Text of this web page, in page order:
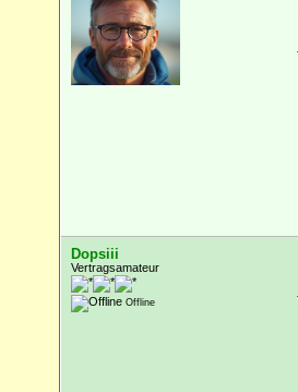
Dopsiii
Vertragsamateur
Offline